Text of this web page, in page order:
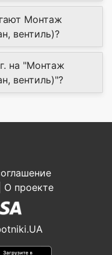
Монтаж
вентиль)?
на "Монтаж
вентиль)"?
О проекте